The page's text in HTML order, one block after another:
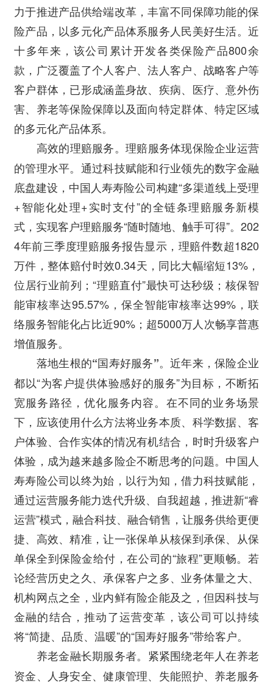
力于推进产品供给端改革，丰富不同保障功能的保
险产品，以多元化产品体系服务人民美好生活。近
十多年来，该公司累计开发各类保险产品800余
款，广泛覆盖了个人客户、法人客户、战略客户等
客户群体，已形成涵盖身故、疾病、医疗、意外伤
害、养老等保险保障以及面向特定群体、特定区域
的多元化产品体系。
高效的理赔服务。理赔服务体现保险企业运营
的管理水平。通过科技赋能和行业领先的数字金融
底盘建设，中国人寿寿险公司构建“多渠道线上受理
+智能化处理+实时支付”的全链条理赔服务新模
式，实现客户理赔服务“随时随地、触手可得”。202
4年前三季度理赔服务报告显示，理赔件数超1820
万件，整体赔付时效0.34天，同比大幅缩短13%，
位居行业前列；“理赔直付”最快可达秒级；核保智
能审核率达95.57%，保全智能审核率达99%，联
络服务智能化占比近90%；超5000万人次畅享普惠
增值服务。
落地生根的“国寿好服务”。近年来，保险企业
都以“为客户提供体验感好的服务”为目标，不断拓
宽服务路径，优化服务内容。在不同的业务场景
下，应该使用什么方法将业务本质、科学数据、客
户体验、合作实体的情况有机结合，时时升级客户
体验，成为越来越多险企不断思考的问题。中国人
寿寿险公司以终为始，以行为知，借力科技赋能，
通过运营服务能力迭代升级、自我超越，推进新“睿
运营”模式，融合科技、融合销售，让服务供给更便
捷、高效、精准，让一张保单从核保到承保、从保
单保全到保险金给付，在公司的“旅程”更顺畅。若
论经营历史之久、承保客户之多、业务体量之大、
机构网点之全，业内鲜有险企能及之，但因科技与
金融的结合，推动了运营变革，该公司可以持续
将“简捷、品质、温暖”的“国寿好服务”带给客户。
养老金融长期服务者。 紧紧围绕老年人在养老
资金、人身安全、健康管理、失能照护、养老服务